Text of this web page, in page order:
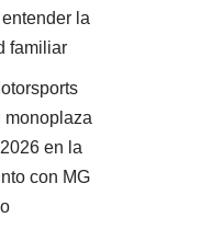
la
familiar
monoplaza
en la
con MG